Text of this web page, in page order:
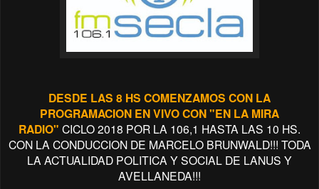
DESDE LAS 8 HS COMENZAMOS CON LA
PROGRAMACION EN VIVO CON "EN LA MIRA
RADIO" CICLO 2018 POR LA 106,1 HASTA LAS 10 HS.
CON LA CONDUCCION DE MARCELO BRUNWALD!!! TODA
LA ACTUALIDAD POLITICA Y SOCIAL DE LANUS Y
AVELLANEDA!!!